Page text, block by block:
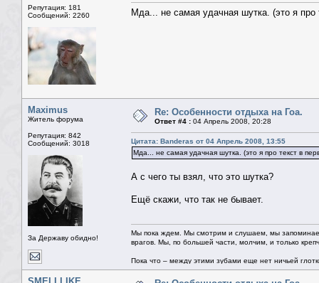
Репутация: 181
Сообщений: 2260
Мда... не самая удачная шутка. (это я про
Maximus
Житель форума
Репутация: 842
Сообщений: 3018
За Державу обидно!
Re: Особенности отдыха на Гоа.
Ответ #4 : 04 Апрель 2008, 20:28
Цитата: Banderas от 04 Апрель 2008, 13:55
Мда... не самая удачная шутка. (это я про текст в
А с чего ты взял, что это шутка?
Ещё скажи, что так не бывает.
Мы пока ждем. Мы смотрим и слушаем, мы
врагов. Мы, по большей части, молчим, и только
Пока что – между этими зубами еще нет ничьей